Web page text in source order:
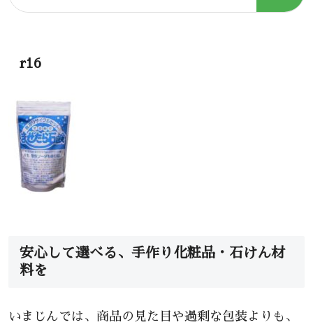
r16
安心して選べる、手作り化粧品・石けん材
料を
いまじんでは、商品の見た目や過剰な包装よりも、